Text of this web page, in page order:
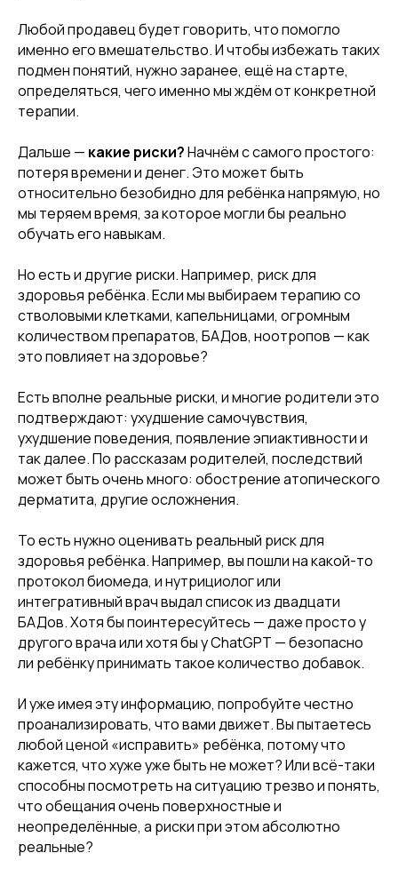
Любой продавец будет говорить, что помогло
именно его вмешательство. И чтобы избежать таких
подмен понятий, нужно заранее, ещё на старте,
определяться, чего именно мы ждём от конкретной
терапии.
Дальше — какие риски?Начнём с самого простого:
потеря времени и денег. Это может быть
относительно безобидно для ребёнка напрямую, но
мы теряем время, за которое могли бы реально
обучать его навыкам.
Но есть и другие риски. Например, риск для
здоровья ребёнка. Если мы выбираем терапию со
стволовыми клетками, капельницами, огромным
количеством препаратов, БАДов, ноотропов — как
это повлияет на здоровье?
Есть вполне реальные риски, и многие родители это
подтверждают: ухудшение самочувствия,
ухудшение поведения, появление эпиактивности и
так далее. По рассказам родителей, последствий
может быть очень много: обострение атопического
дерматита, другие осложнения.
То есть нужно оценивать реальный риск для
здоровья ребёнка. Например, вы пошли на какой-то
протокол биомеда, и нутрициолог или
интегративный врач выдал список из двадцати
БАДов. Хотя бы поинтересуйтесь — даже просто у
другого врача или хотя бы у ChatGPT — безопасно
ли ребёнку принимать такое количество добавок.
И уже имея эту информацию, попробуйте честно
проанализировать, что вами движет. Вы пытаетесь
любой ценой «исправить» ребёнка, потому что
кажется, что хуже уже быть не может? Или всё-таки
способны посмотреть на ситуацию трезво и понять,
что обещания очень поверхностные и
неопределённые, а риски при этом абсолютно
реальные?